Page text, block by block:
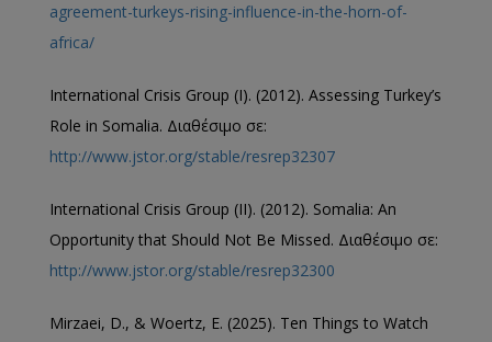
agreement-turkeys-rising-influence-in-the-horn-of-
africa/
International Crisis Group (Ι). (2012). Assessing Turkey’s
Role in Somalia. Διαθέσιμο σε:
http://www.jstor.org/stable/resrep32307
International Crisis Group (ΙΙ). (2012). Somalia: An
Opportunity that Should Not Be Missed. Διαθέσιμο σε:
http://www.jstor.org/stable/resrep32300
Mirzaei, D., & Woertz, E. (2025). Ten Things to Watch